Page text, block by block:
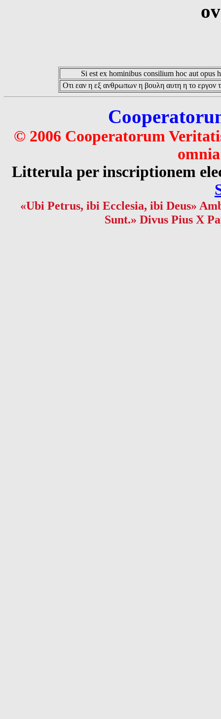
Si est ex hominibus consilium hoc aut opus
Οτι εαν η εξ ανθρωπων η βουλη αυτη η το εργον
© 2006 Cooperatorum
Litterula per inscriptionem
«Ubi Petrus, ibi Ecclesia, ibi Deus»
Sunt.» Divus Pius X